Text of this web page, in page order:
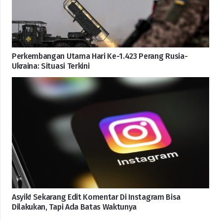
Perkembangan Utama Hari Ke-1.423 Perang Rusia-
Ukraina: Situasi Terkini
Asyik! Sekarang Edit Komentar Di Instagram Bisa
Dilakukan, Tapi Ada Batas Waktunya